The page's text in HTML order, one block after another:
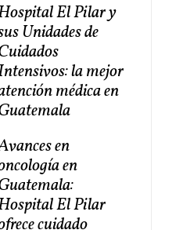
El Pilar y
Unidades de
la mejor
médica en
en
en
El Pilar